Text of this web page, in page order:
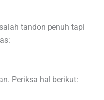
tandon penuh tapi
Periksa hal berikut: